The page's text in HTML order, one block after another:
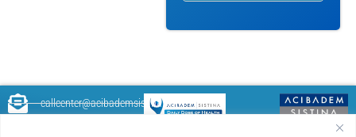
callcenter@acibademsistina.mk